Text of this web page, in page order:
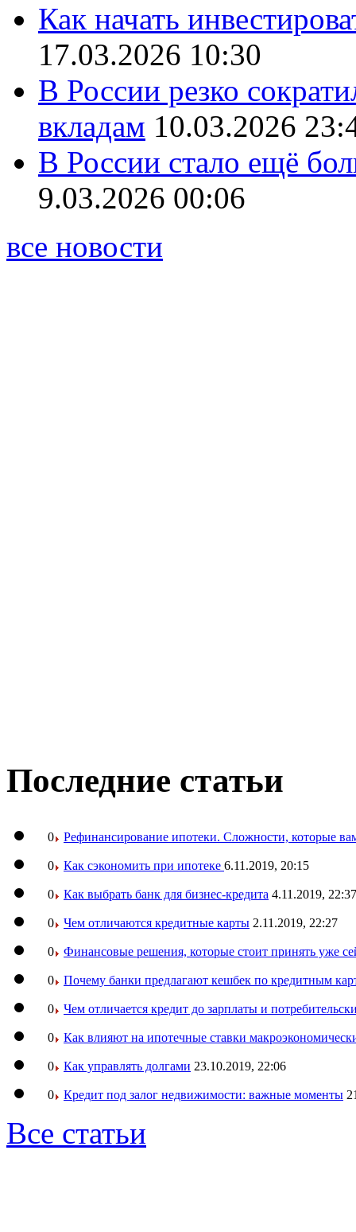
Как начать
17.03.2026 10:30
В России резко
вкладам 10.03.2026
В России стало ещё
9.03.2026 00:06
все новости
Последние статьи
0 Рефинансирование ипотеки. Сложности, которые
0 Как сэкономить при ипотеке 6.11.2019, 20:15
0 Как выбрать банк для бизнес-кредита 4.11.2019, 22:37
0 Чем отличаются кредитные карты 2.11.2019, 22:27
0 Финансовые решения, которые стоит принять уже
0 Почему банки предлагают кешбек по кредитным
0 Чем отличается кредит до зарплаты и
0 Как влияют на ипотечные ставки
0 Как управлять долгами 23.10.2019, 22:06
0 Кредит под залог недвижимости: важные моменты
Все статьи